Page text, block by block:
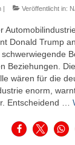
| Veröffentlicht in:
Donald Trump
Beziehungen.
wären für die
enorm,
Entscheidend …